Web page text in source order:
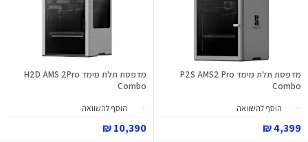
מדפסת תלת מימד P2S AMS2 Pro
Combo
הוסף להשוואה
4,399 ₪
מדפסת תלת מימד H2D AMS 2Pro
Combo
הוסף להשוואה
10,390 ₪